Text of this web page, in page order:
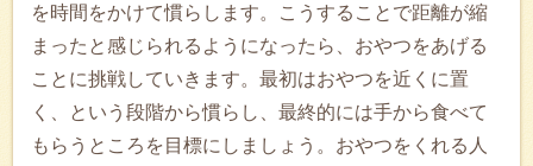
を時間をかけて慣らします。こうすることで距離が縮
まったと感じられるようになったら、おやつをあげる
ことに挑戦していきます。最初はおやつを近くに置
く、という段階から慣らし、最終的には手から食べて
もらうところを目標にしましょう。おやつをくれる人